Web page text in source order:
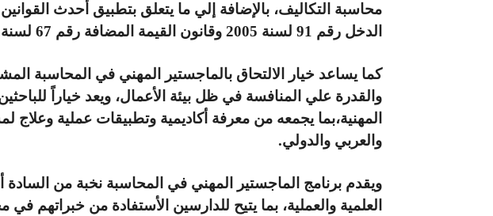
محاسبة التكاليف، بالإضافة إلي ما يتعلق بتطبيق أحدث
الدخل رقم 91 لسنة 2005 وقانون القيمة المضافة رقم 67 لسنة 2016.
كما يساعد خيار الالتحاق بالماجستير المهني في
والقدرة علي المنافسة في ظل بيئة الأعمال، ويعد خياراً
المهنية،بما يجمعه من معرفة أكاديمية وتطبيقات عملية
والعربي والدولي.
ويقدم برنامج الماجستير المهني في المحاسبة نخبة من السادة
العلمية والعملية، بما يتيح للدارسين الأستفادة من خبراتهم في